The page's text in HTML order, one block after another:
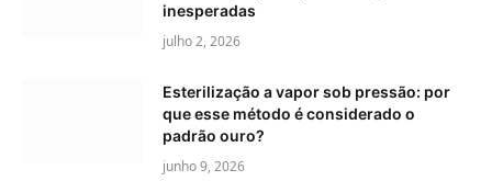
inesperadas
julho 2, 2026
Esterilização a vapor sob pressão: por
que esse método é considerado o
padrão ouro?
junho 9, 2026